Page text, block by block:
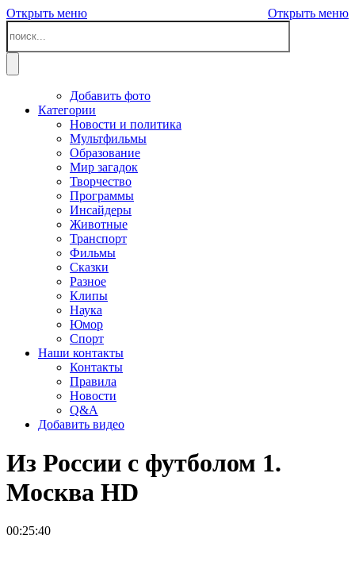
Открыть меню Открыть меню
Добавить фото
Категории
Новости и политика
Мультфильмы
Образование
Мир загадок
Творчество
Программы
Инсайдеры
Животные
Транспорт
Фильмы
Сказки
Разное
Клипы
Наука
Юмор
Спорт
Наши контакты
Контакты
Правила
Новости
Q&A
Добавить видео
Из России с футболом 1.
Москва HD
00:25:40